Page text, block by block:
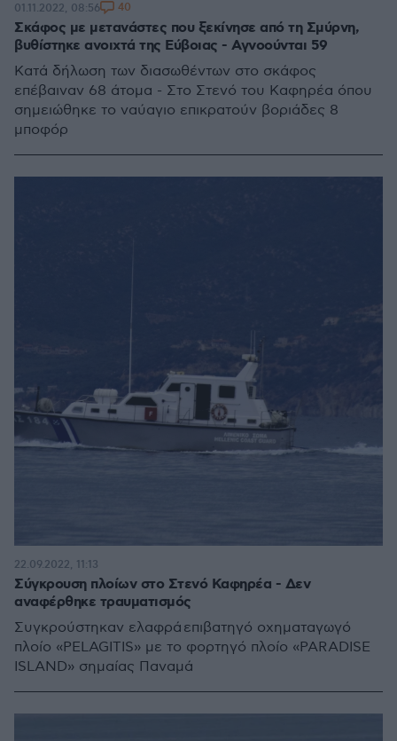
Σκάφος με μετανάστες που ξεκίνησε από τη Σμύρνη,
βυθίστηκε ανοιχτά της Εύβοιας - Αγνοούνται 59
Κατά δήλωση των διασωθέντων στο σκάφος
επέβαιναν 68 άτομα - Στο Στενό του Καφηρέα όπου
σημειώθηκε το ναύαγιο επικρατούν βοριάδες 8
μποφόρ
01.11.2022, 08:56 40
Σύγκρουση πλοίων στο Στενό Καφηρέα - Δεν
αναφέρθηκε τραυματισμός
Συγκρούστηκαν ελαφρά επιβατηγό οχηματαγωγό
πλοίο «PELAGITIS» με το φορτηγό πλοίο «PARADISE
ISLAND» σημαίας Παναμά
22.09.2022, 11:13